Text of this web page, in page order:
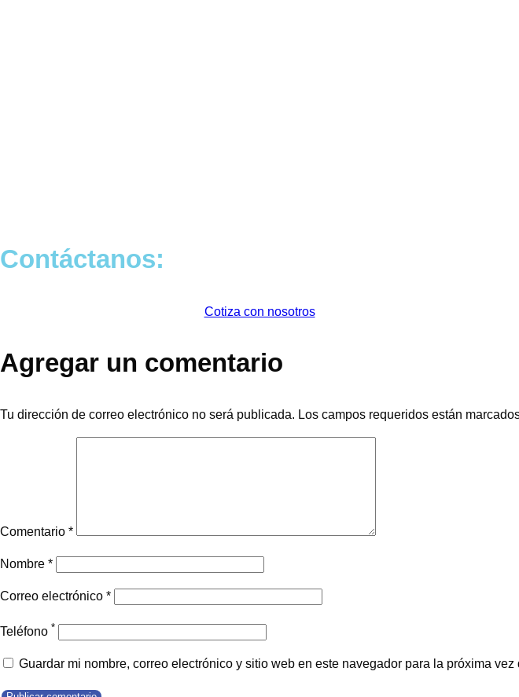
Contáctanos:
Cotiza con nosotros
Agregar un comentario
Tu dirección de correo electrónico no será publicada. Los campos requeridos están
Comentario *
Nombre *
Correo electrónico *
Teléfono *
Guardar mi nombre, correo electrónico y sitio web en este navegador para la próxima vez